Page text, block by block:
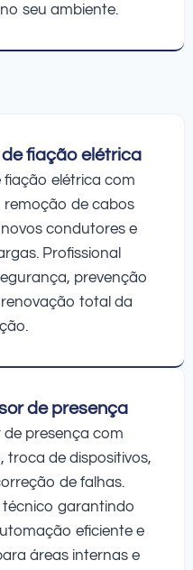
seu ambiente.
fiação elétrica
fiação elétrica com
de cabos
condutores e
Profissional
prevenção
total da
de presença
de presença com
troca de dispositivos,
de falhas.
garantindo
eficiente e
áreas internas e